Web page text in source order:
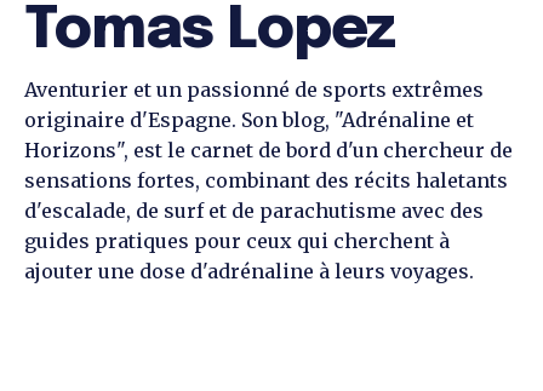
Tomas Lopez
Aventurier et un passionné de sports extrêmes
originaire d'Espagne. Son blog, "Adrénaline et
Horizons", est le carnet de bord d'un chercheur de
sensations fortes, combinant des récits haletants
d'escalade, de surf et de parachutisme avec des
guides pratiques pour ceux qui cherchent à
ajouter une dose d'adrénaline à leurs voyages.